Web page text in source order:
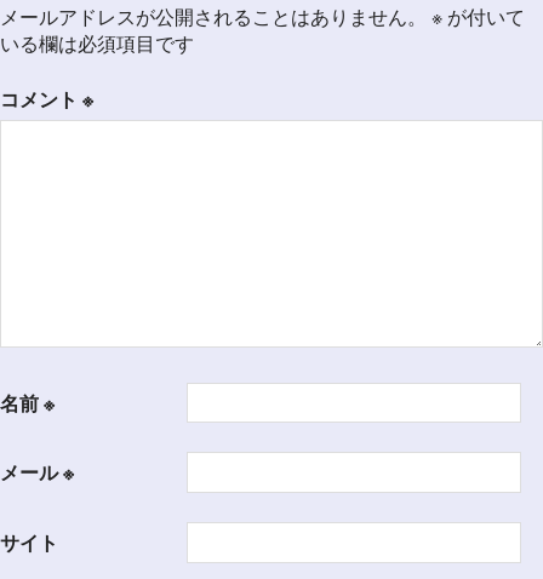
ゲ
ー
シ
メールアドレスが公開されることはありません。 ※ が付いて
いる欄は必須項目です
コメント ※
名前※
メール※
サイト